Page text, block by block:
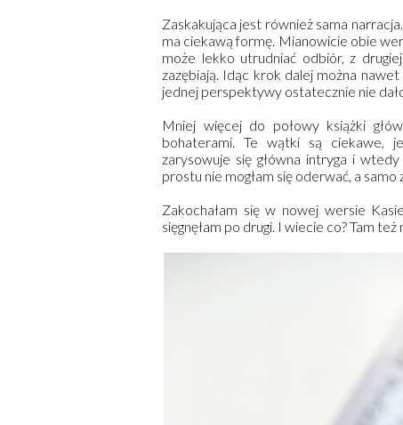
Zaskakująca jest również sama
ma ciekawą formę. Mianowicie obie
może lekko utrudniać odbiór, z
zazębiają. Idąc krok dalej można
jednej perspektywy ostatecznie nie
Mniej więcej do połowy książki
bohaterami. Te wątki są ciekawe,
zarysowuje się główna intryga i
prostu nie mogłam się oderwać, a
Zakochałam się w nowej wersie
sięgnęłam po drugi. I wiecie co? Tam